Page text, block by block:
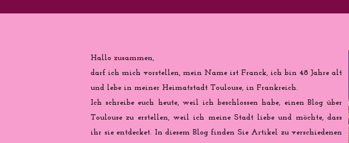
Hallo zusammen,
darf ich mich vorstellen, mein Name ist Franck, ich bin 48 Jahre alt
und lebe in meiner Heimatstadt Toulouse, in Frankreich.
Ich schreibe euch heute, weil ich beschlossen habe, einen Blog über
Toulouse zu erstellen, weil ich meine Stadt liebe und möchte, dass
ihr sie entdecket. In diesem Blog finden Sie Artikel zu verschiedenen